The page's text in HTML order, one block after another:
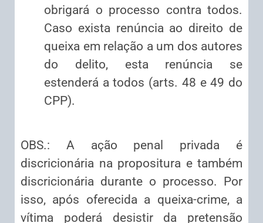
obrigará o processo contra todos.
Caso exista renúncia ao direito de
queixa em relação a um dos autores
do delito, esta renúncia se
estenderá a todos (arts. 48 e 49 do
CPP).
OBS.: A ação penal privada é
discricionária na propositura e também
discricionária durante o processo. Por
isso, após oferecida a queixa-crime, a
vítima poderá desistir da pretensão